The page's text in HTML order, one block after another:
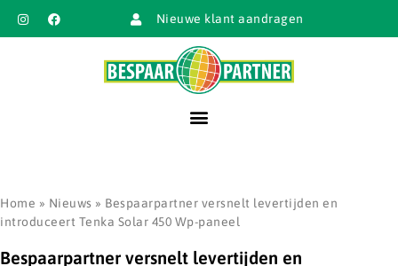
Nieuwe klant aandragen
Home » Nieuws » Bespaarpartner versnelt levertijden en
introduceert Tenka Solar 450 Wp-paneel
Bespaarpartner versnelt levertijden en